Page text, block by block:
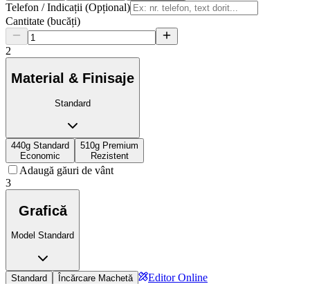
Telefon / Indicații (Opțional)
Cantitate (bucăți)
2
Material & Finisaje
Standard
440g Standard
Economic
510g Premium
Rezistent
Adaugă găuri de vânt
3
Grafică
Model Standard
Standard Încărcare Machetă Editor Online